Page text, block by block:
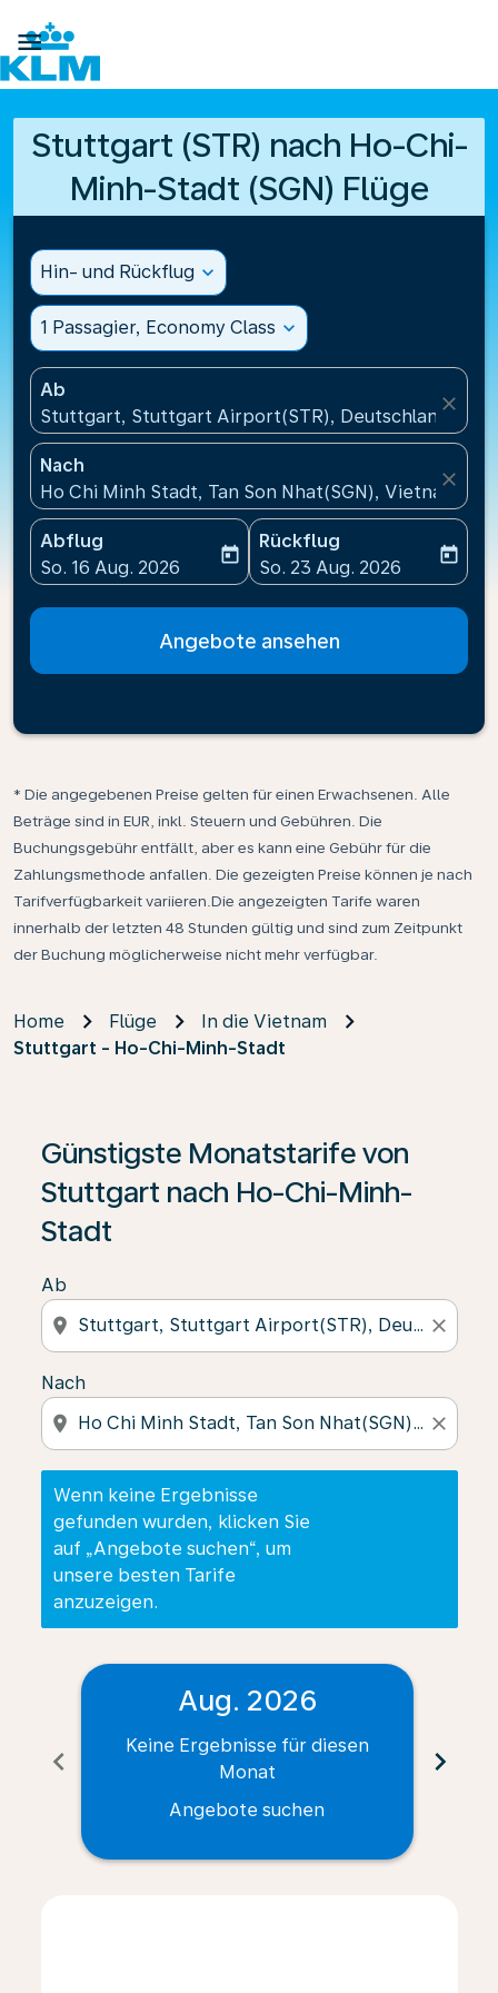

Stuttgart (STR) nach Ho-Chi-
Minh-Stadt (SGN) Flüge
Hin- und Rückflug expand_more
1 Passagier, Economy Class expand_more
Ab
Stuttgart, Stuttgart Airport(STR), Deutschland
close
Nach
Ho Chi Minh Stadt, Tan Son Nhat(SGN), Vietnam
close
Abflug
fc-booking-departure-date-aria-label
So. 16 Aug. 2026
today
Rückflug
fc-booking-return-date-
So. 23 Aug. 2026
today
Angebote ansehen
* Die angegebenen Preise gelten für einen Erwachsenen. Alle
Beträge sind in EUR, inkl. Steuern und Gebühren. Die
Buchungsgebühr entfällt, aber es kann eine Gebühr für die
Zahlungsmethode anfallen. Die gezeigten Preise können je nach
Tarifverfügbarkeit variieren.Die angezeigten Tarife waren
innerhalb der letzten 48 Stunden gültig und sind zum Zeitpunkt
der Buchung möglicherweise nicht mehr verfügbar.
Home Flüge
In die Vietnam
Stuttgart - Ho-Chi-Minh-Stadt
Günstigste Monatstarife von
Stuttgart nach Ho-Chi-Minh-
Stadt
Ab
location_on close
Nach
location_on close
Wenn keine Ergebnisse
gefunden wurden, klicken Sie
auf „Angebote suchen“, um
unsere besten Tarife
anzuzeigen.
Wenn keine Ergebnisse gefunden wurden, klicken
chevron_left
Aug. 2026
Keine Ergebnisse für diesen
Monat
Angebote suchen
chevron_right